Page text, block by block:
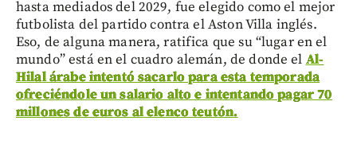
hasta mediados del 2029, fue elegido como el mejor
futbolista del partido contra el Aston Villa inglés.
Eso, de alguna manera, ratifica que su “lugar en el
mundo” está en el cuadro alemán, de donde el Al-
Hilal árabe intentó sacarlo para esta temporada
ofreciéndole un salario alto e intentando pagar 70
millones de euros al elenco teutón.